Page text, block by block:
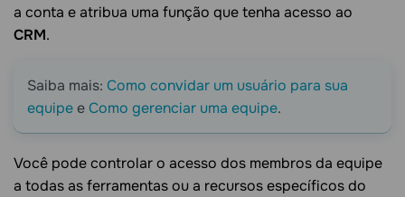
a conta e atribua uma função que tenha acesso ao
CRM.
Saiba mais: Como convidar um usuário para sua
equipeeComo gerenciar uma equipe.
Você pode controlar o acesso dos membros da equipe
a todas as ferramentas ou a recursos específicos do